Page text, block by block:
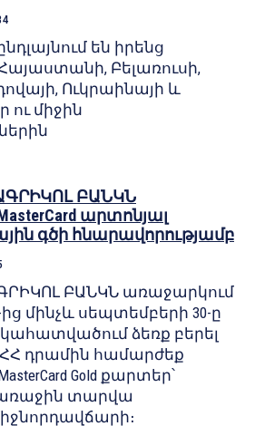
են իրենց
Բելառուսի,
Ուկրաինայի և
ու միջին
ԲԱՆԿՆ
արտոնյալ
գծի հնարավորությամբ
ԲԱՆԿՆ առաջարկում
ից մինչև սեպտեմբերի 30-ը
ձեռք բերել
ՀՀ դրամին համարժեք
տարվա